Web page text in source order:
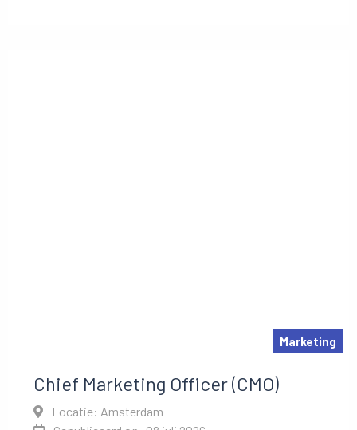
Marketing
Chief Marketing Officer (CMO)
Locatie: Amsterdam